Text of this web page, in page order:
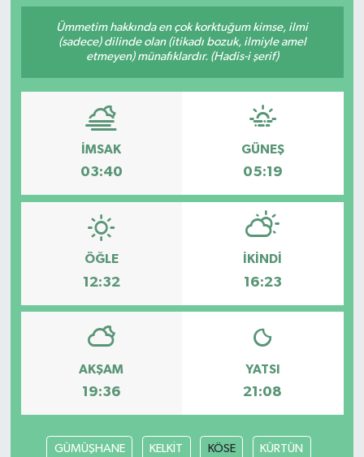
Ümmetim hakkında en çok korktuğum kimse, ilmi
(sadece) dilinde olan (itikadı bozuk, ilmiyle amel
etmeyen) münafıklardır. (Hadis-i şerif)
İMSAK
03:40
GÜNEŞ
05:19
ÖĞLE
12:32
İKINDI
16:23
AKŞAM
19:36
YATSI
21:08
GÜMÜŞHANE KELKİT KÖSE KÜRTÜN
MAGAZİN
ÖZEL HABER
RESMİ REKLAM